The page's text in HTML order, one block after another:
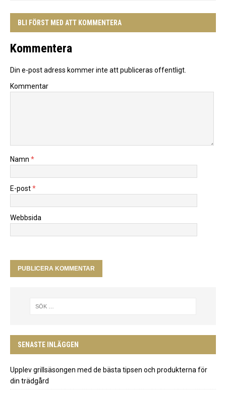
BLI FÖRST MED ATT KOMMENTERA
Kommentera
Din e-post adress kommer inte att publiceras offentligt.
Kommentar
Namn *
E-post*
Webbsida
SENASTE INLÄGGEN
Upplev grillsäsongen med de bästa tipsen och produkterna för
din trädgård